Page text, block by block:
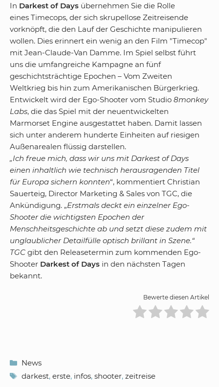
In Darkest of Days übernehmen Sie die Rolle
eines Timecops, der sich skrupellose Zeitreisende
vorknöpft, die den Lauf der Geschichte manipulieren
wollen. Dies erinnert ein wenig an den Film "Timecop"
mit Jean-Claude-Van Damme. Im Spiel selbst führt
uns die umfangreiche Kampagne an fünf
geschichtsträchtige Epochen – Vom Zweiten
Weltkrieg bis hin zum Amerikanischen Bürgerkrieg.
Entwickelt wird der Ego-Shooter vom Studio 8monkey
Labs, die das Spiel mit der neuentwickelten
Marmorset Engine ausgestattet haben. Damit lassen
sich unter anderem hunderte Einheiten auf riesigen
Außenarealen flüssig darstellen.
„Ich freue mich, dass wir uns mit Darkest of Days
einen inhaltlich wie technisch herausragenden Titel
für Europa sichern konnten“, kommentiert Christian
Sauerteig, Director Marketing & Sales von TGC, die
Ankündigung. „Erstmals deckt ein einzelner Ego-
Shooter die wichtigsten Epochen der
Menschheitsgeschichte ab und setzt diese zudem mit
unglaublicher Detailfülle optisch brillant in Szene.“
TGC gibt den Releasetermin zum kommenden Ego-
Shooter Darkest of Days in den nächsten Tagen
bekannt.
Bewerte diesen Artikel
Kategorien
News
Schlagwörter
darkest, erste, infos, shooter, zeitreise